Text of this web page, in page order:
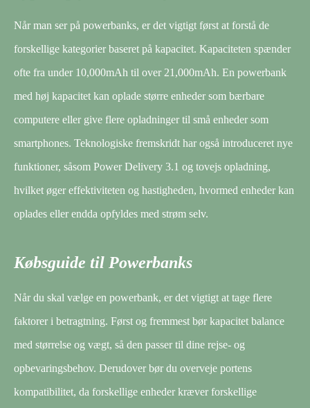
Når man ser på powerbanks, er det vigtigt først at forstå de
forskellige kategorier baseret på kapacitet. Kapaciteten spænder
ofte fra under 10,000mAh til over 21,000mAh. En powerbank
med høj kapacitet kan oplade større enheder som bærbare
computere eller give flere opladninger til små enheder som
smartphones. Teknologiske fremskridt har også introduceret nye
funktioner, såsom Power Delivery 3.1 og tovejs opladning,
hvilket øger effektiviteten og hastigheden, hvormed enheder kan
oplades eller endda opfyldes med strøm selv.
Købsguide til Powerbanks
Når du skal vælge en powerbank, er det vigtigt at tage flere
faktorer i betragtning. Først og fremmest bør kapacitet balance
med størrelse og vægt, så den passer til dine rejse- og
opbevaringsbehov. Derudover bør du overveje portens
kompatibilitet, da forskellige enheder kræver forskellige